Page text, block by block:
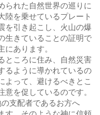
られた自然世界の巡りに
陸を乗せているプレート
を引き起こし、火山の爆
生きていることの証明で
あります。
ところに住み、自然災害
るように導かれているの
よって、避けるべきとこ
を促しているのです。
支配者であるお方へ